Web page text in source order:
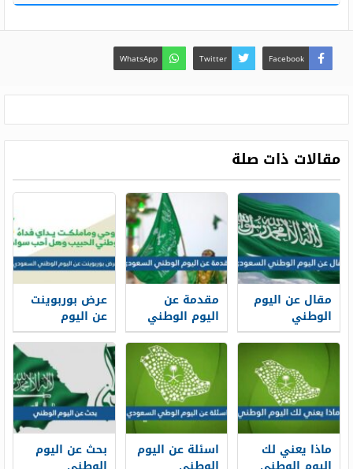
Facebook
Twitter
WhatsApp
مقالات ذات صلة
مقال عن اليوم
الوطني
السعودي
مختصر 1448
مقدمة عن
اليوم الوطني
السعودي 1448
عرض بوربوينت
عن اليوم
الوطني
السعودي 1447
ماذا يعني لك اسئلة عن اليوم بحث عن اليوم